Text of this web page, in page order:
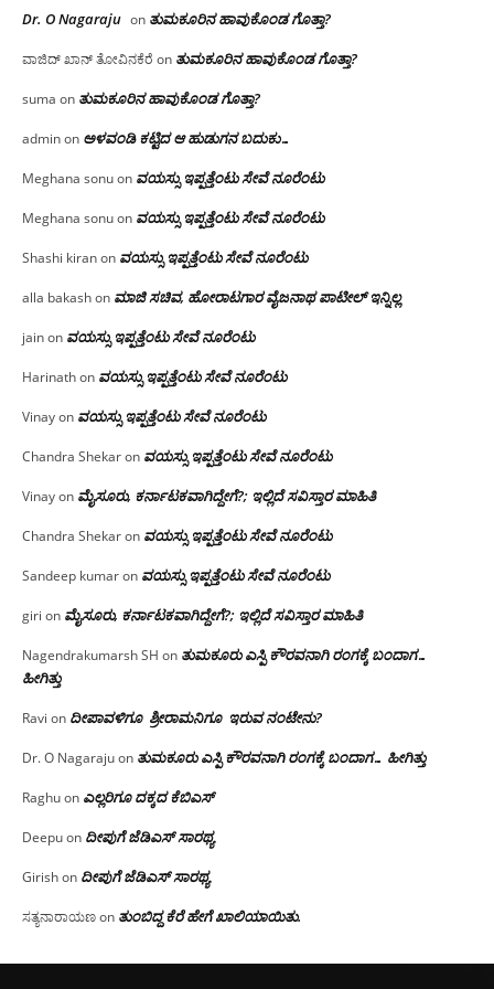
Dr. O Nagaraju on ತುಮಕೂರಿನ ಹಾವುಕೊಂಡ ಗೊತ್ತಾ?
ವಾಜಿದ್ ಖಾನ್ ತೋವಿನಕೆರೆ on ತುಮಕೂರಿನ ಹಾವುಕೊಂಡ ಗೊತ್ತಾ?
suma on ತುಮಕೂರಿನ ಹಾವುಕೊಂಡ ಗೊತ್ತಾ?
adminon ಅಳವಂಡಿ ಕಟ್ಟಿದ ಆ ಹುಡುಗನ ಬದುಕು…
Meghana sonuon ವಯಸ್ಸು ಇಪ್ಪತ್ತೆಂಟು ಸೇವೆ ನೂರೆಂಟು
Meghana sonuon ವಯಸ್ಸು ಇಪ್ಪತ್ತೆಂಟು ಸೇವೆ ನೂರೆಂಟು
Shashi kiranon ವಯಸ್ಸು ಇಪ್ಪತ್ತೆಂಟು ಸೇವೆ ನೂರೆಂಟು
alla bakashon ಮಾಜಿ ಸಚಿವ, ಹೋರಾಟಗಾರ ವೈಜನಾಥ ಪಾಟೀಲ್ ಇನ್ನಿಲ್ಲ
jainon ವಯಸ್ಸು ಇಪ್ಪತ್ತೆಂಟು ಸೇವೆ ನೂರೆಂಟು
Harinathon ವಯಸ್ಸು ಇಪ್ಪತ್ತೆಂಟು ಸೇವೆ ನೂರೆಂಟು
Vinayon ವಯಸ್ಸು ಇಪ್ಪತ್ತೆಂಟು ಸೇವೆ ನೂರೆಂಟು
Chandra Shekaron ವಯಸ್ಸು ಇಪ್ಪತ್ತೆಂಟು ಸೇವೆ ನೂರೆಂಟು
Vinayon ಮೈಸೂರು, ಕರ್ನಾಟಕವಾಗಿದ್ದೇಗೆ?; ಇಲ್ಲಿದೆ ಸವಿಸ್ತಾರ ಮಾಹಿತಿ
Chandra Shekaron ವಯಸ್ಸು ಇಪ್ಪತ್ತೆಂಟು ಸೇವೆ ನೂರೆಂಟು
Sandeep kumaron ವಯಸ್ಸು ಇಪ್ಪತ್ತೆಂಟು ಸೇವೆ ನೂರೆಂಟು
giri on ಮೈಸೂರು, ಕರ್ನಾಟಕವಾಗಿದ್ದೇಗೆ?; ಇಲ್ಲಿದೆ ಸವಿಸ್ತಾರ ಮಾಹಿತಿ
Nagendrakumarsh SH on ತುಮಕೂರು ಎಸ್ಪಿ ಕೌರವನಾಗಿ ರಂಗಕ್ಕೆ ಬಂದಾಗ…
ಹೀಗಿತ್ತು
Ravi on ದೀಪಾವಳಿಗೂ ಶ್ರೀರಾಮನಿಗೂ ಇರುವ ನಂಟೇನು?
Dr. O Nagarajuon ತುಮಕೂರು ಎಸ್ಪಿ ಕೌರವನಾಗಿ ರಂಗಕ್ಕೆ ಬಂದಾಗ… ಹೀಗಿತ್ತು
Raghuon ಎಲ್ಲರಿಗೂ ದಕ್ಕದ ಕೆಬಿಎಸ್
Deepuon ದೀಪುಗೆ ಜೆಡಿಎಸ್ ಸಾರಥ್ಯ
Girishon ದೀಪುಗೆ ಜೆಡಿಎಸ್ ಸಾರಥ್ಯ
ಸತ್ಯನಾರಾಯಣon ತುಂಬಿದ್ದ ಕೆರೆ ಹೇಗೆ ಖಾಲಿಯಾಯಿತು.